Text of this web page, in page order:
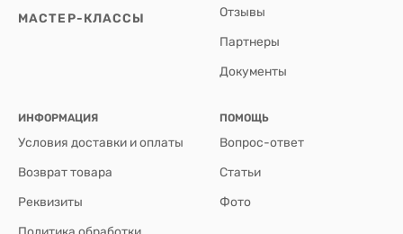
МАСТЕР-КЛАССЫ Отзывы
Партнеры
Документы
ИНФОРМАЦИЯ
Условия доставки и оплаты
Возврат товара
Реквизиты
Политика обработки
ПОМОЩЬ
Вопрос-ответ
Статьи
Фото